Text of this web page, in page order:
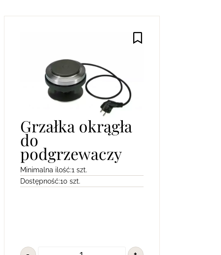
Grzałka okrągła
do
podgrzewaczy
Minimalna ilość:1 szt.
Dostępność:10 szt.